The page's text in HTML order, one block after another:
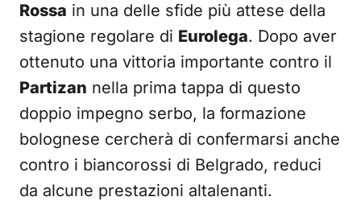
Rossa in una delle sfide più attese della
stagione regolare di Eurolega. Dopo aver
ottenuto una vittoria importante contro il
Partizan nella prima tappa di questo
doppio impegno serbo, la formazione
bolognese cercherà di confermarsi anche
contro i biancorossi di Belgrado, reduci
da alcune prestazioni altalenanti.